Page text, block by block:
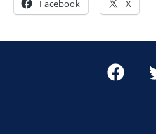
Facebook X